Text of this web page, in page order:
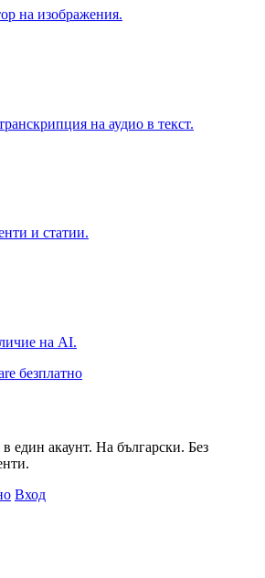
на изображения.
на аудио в текст.
и статии.
на AI.
безплатно
един акаунт. На български. Без
Вход